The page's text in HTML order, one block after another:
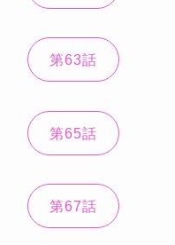
第63話
第65話
第67話